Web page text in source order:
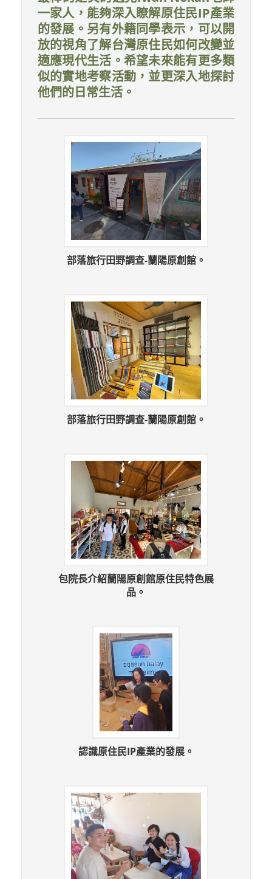
一家人，能夠深入瞭解原住民IP產業
的發展。另有外籍同學表示，可以開
放的視角了解台灣原住民如何改變並
適應現代生活。希望未來能有更多類
似的實地考察活動，並更深入地探討
他們的日常生活。
部落旅行田野調查-蘭陽原創館。
部落旅行田野調查-蘭陽原創館。
包院長介紹蘭陽原創館原住民特色展
品。
認識原住民IP產業的發展。